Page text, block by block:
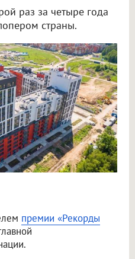
раз за четыре года
страны.
премии «Рекорды